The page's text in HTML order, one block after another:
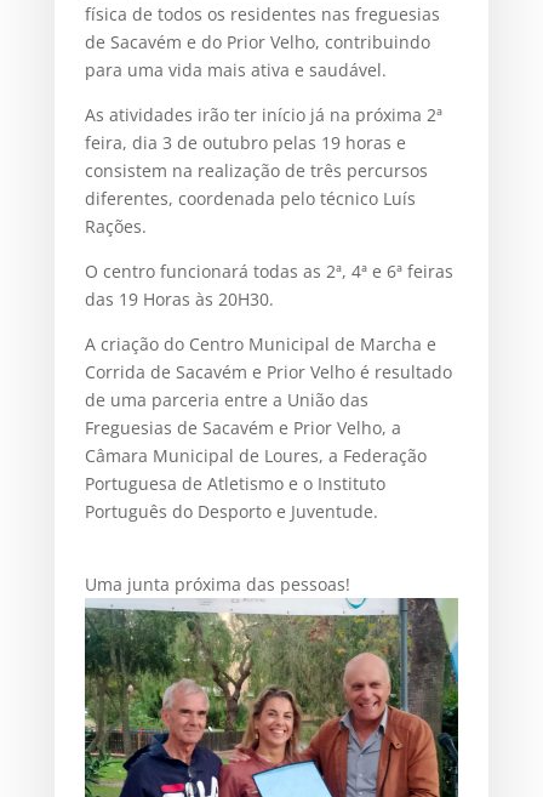
física de todos os residentes nas freguesias
de Sacavém e do Prior Velho, contribuindo
para uma vida mais ativa e saudável.
As atividades irão ter início já na próxima 2ª
feira, dia 3 de outubro pelas 19 horas e
consistem na realização de três percursos
diferentes, coordenada pelo técnico Luís
Rações.
O centro funcionará todas as 2ª, 4ª e 6ª feiras
das 19 Horas às 20H30.
A criação do Centro Municipal de Marcha e
Corrida de Sacavém e Prior Velho é resultado
de uma parceria entre a União das
Freguesias de Sacavém e Prior Velho, a
Câmara Municipal de Loures, a Federação
Portuguesa de Atletismo e o Instituto
Português do Desporto e Juventude.
Uma junta próxima das pessoas!